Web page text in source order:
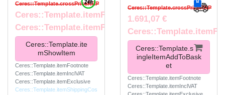
Ceres::Template.crossPriceRRP
Ceres::Template.itemFromPrice
Ceres::Template.itemFootnote
Ceres::Template.ite
mShowItem
Ceres::Template.itemFootnote
Ceres::Template.itemInclVAT
Ceres::Template.itemExclusive
Ceres::Template.itemShippingCos
Ceres::Template.crossPriceRRP
1.691,07 €
Ceres::Template.s
ingleItemAddToBask
et
Ceres::Template.itemFootnote
Ceres::Template.itemInclVAT